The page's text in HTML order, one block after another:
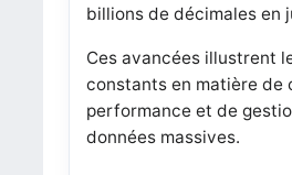
billions de décimales en
Ces avancées illustrent
constants en matière de
performance et de
données massives.